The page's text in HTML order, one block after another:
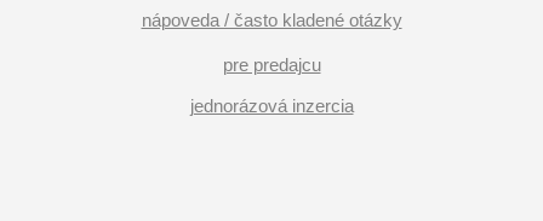
nápoveda / často kladené otázky
pre predajcu
jednorázová inzercia